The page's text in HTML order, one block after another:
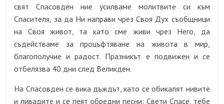
свят Спасовден ние усилваме молитвите си към
Спасителя, за да Ни направи чрез Своя Дух съобщници
на Своя живот, та като сме живи чрез Него, да
съдействаме за процъфтяване на живота в мир,
благополучие и радост. Празникът е подвижен и се
отбелязва 40 дни след Великден.
На Спасовден се вика дъждът, като се обикалят нивите
и ливадите и се пеят обредни песни: Свети Спасе, тебе